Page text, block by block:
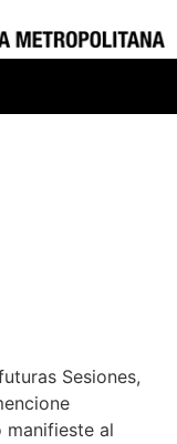
Sesiones,
manifieste al